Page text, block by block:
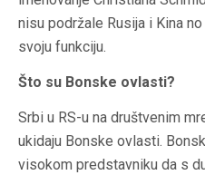
nisu podržale Rusija i Kina
svoju funkciju.
Što su Bonske ovlasti?
Srbi u RS-u na društvenim
ukidaju Bonske ovlasti.
visokom predstavniku da s